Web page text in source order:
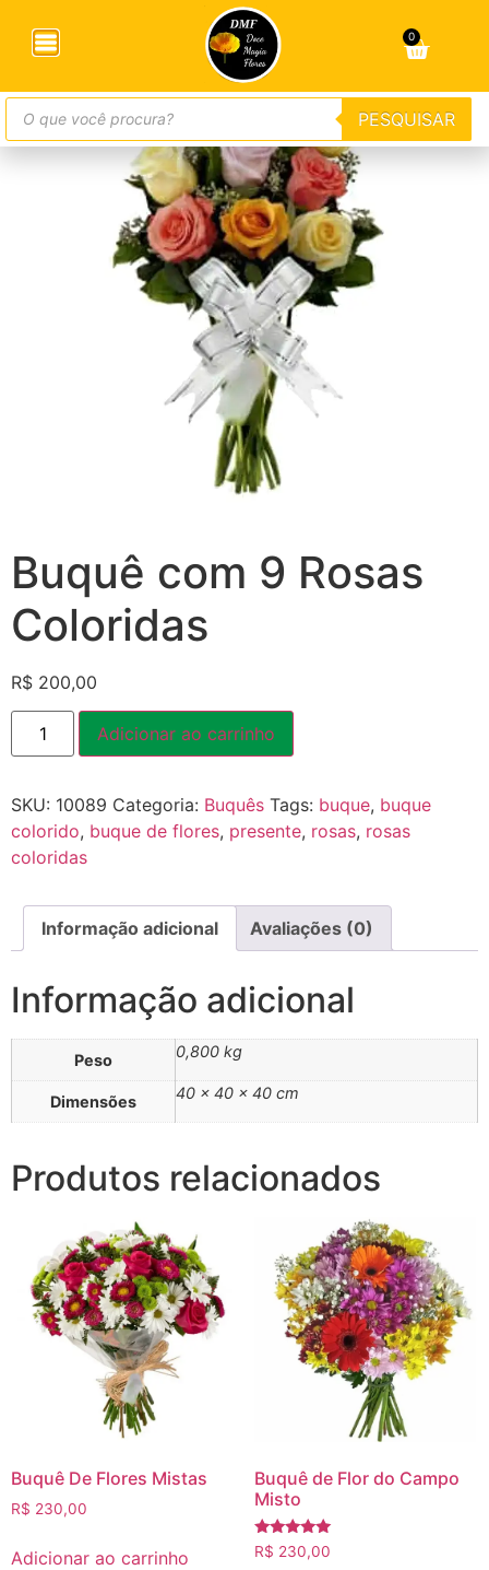
/ Buquê com 9 Rosas Coloridas
Buquê com 9 Rosas
Coloridas
R$ 200,00
Adicionar ao carrinho
SKU: 10089 Categoria: Buquês Tags: buque, buque
colorido, buque de flores, presente, rosas, rosas
coloridas
Informação adicional Avaliações (0)
Informação adicional
Peso 0,800 kg
Dimensões 40 × 40 × 40 cm
Produtos relacionados
Buquê De Flores Mistas
R$ 230,00
Adicionar ao carrinho
Buquê de Flor do Campo
Misto
Avaliação
5.00
R$ 230,00
0
PESQUISAR